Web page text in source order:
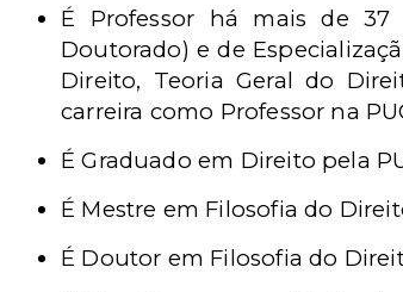
É Professor há mais de 37
Doutorado) e de
Direito, Teoria Geral do
carreira como Professor na
É Graduado em Direito pela
É Mestre em Filosofia do
É Doutor em Filosofia do